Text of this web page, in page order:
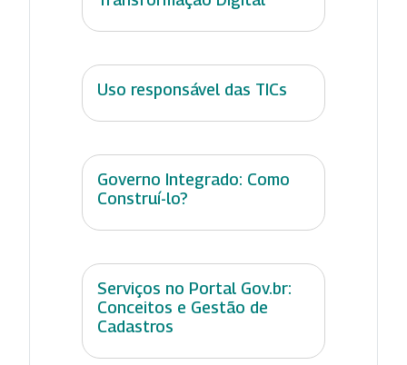
Uso responsável das TICs
Governo Integrado: Como
Construí-lo?
Serviços no Portal Gov.br:
Conceitos e Gestão de
Cadastros